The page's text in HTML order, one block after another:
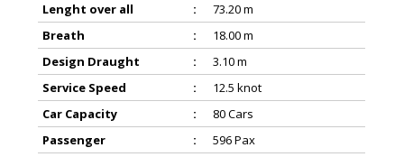
Lenght over all :
73.20 m
Breath
:
18.00 m
Design Draught
:
3.10 m
Service Speed
:
12.5 knot
Car Capacity
:
80 Cars
Passenger
:
596 Pax